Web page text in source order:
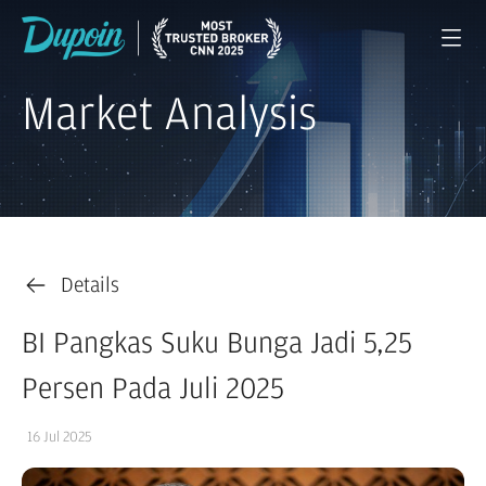
Market Analysis
Details
BI Pangkas Suku Bunga Jadi 5,25
Persen Pada Juli 2025
16 Jul 2025